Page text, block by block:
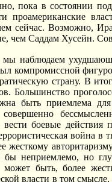
пока в состоянии
проамериканские
сейчас. Возможно,
чем Саддам Хусейн.
мы наблюдаем
компромиссной
страну. В
Большинство
быть приемлема для
совершенно
вести боевые
война в
жесткому
неприемлемо, но
быть, более
власти в том